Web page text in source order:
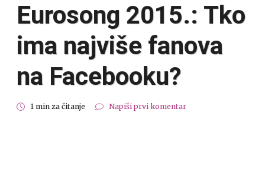
Eurosong 2015.: Tko
ima najviše fanova
na Facebooku?
1 min za čitanje Napiši prvi komentar